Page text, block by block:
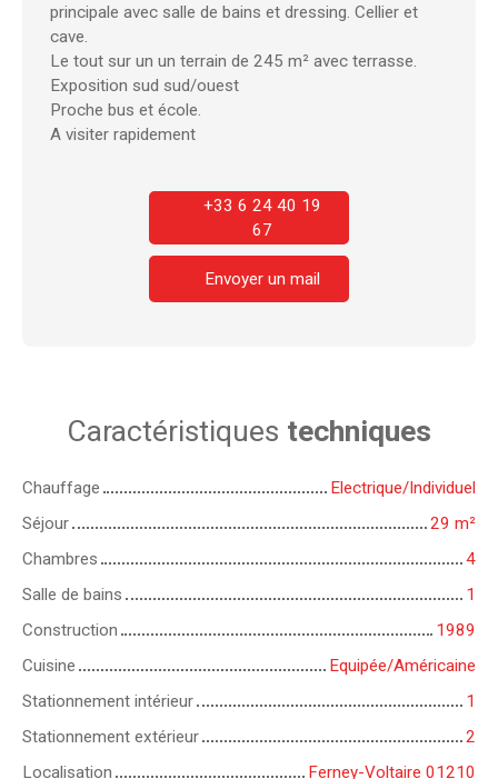
principale avec salle de bains et dressing. Cellier et
cave.
Le tout sur un un terrain de 245 m² avec terrasse.
Exposition sud sud/ouest
Proche bus et école.
A visiter rapidement
+33 6 24 40 19
67
Envoyer un mail
Caractéristiques techniques
Chauffage
Electrique/Individuel
Séjour
29 m²
Chambres
4
Salle de bains
1
Construction
1989
Cuisine
Equipée/Américaine
Stationnement intérieur
1
Stationnement extérieur
2
Localisation
Ferney-Voltaire 01210